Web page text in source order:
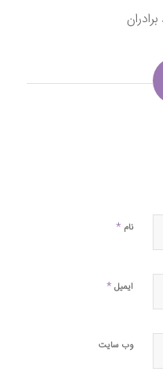
نام *
ایمیل*
وب‌ سایت